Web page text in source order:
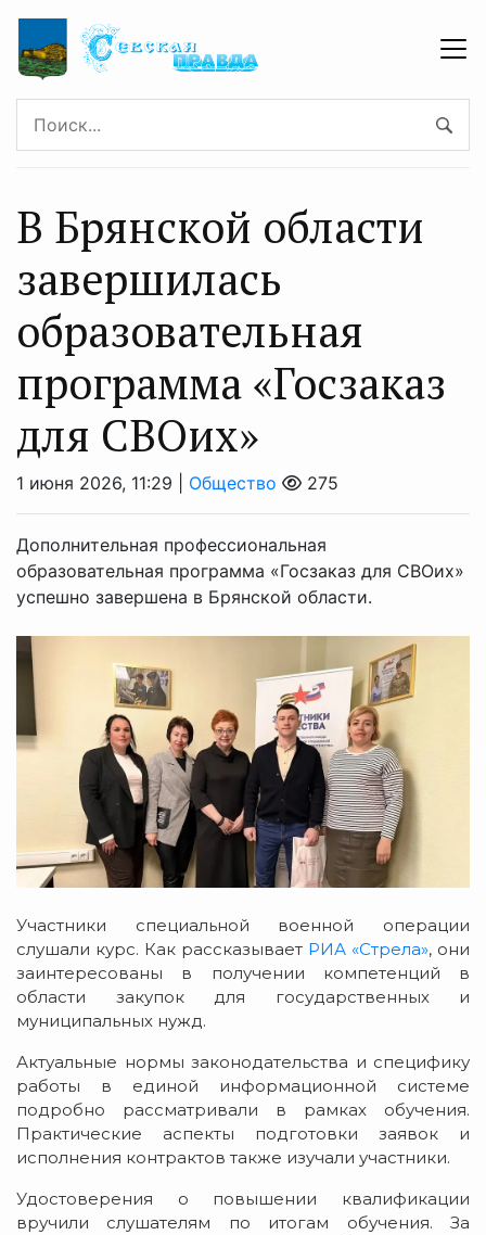
В Брянской области
завершилась
образовательная
программа «Госзаказ
для СВОих»
1 июня 2026, 11:29 | Общество 275
Дополнительная профессиональная
образовательная программа «Госзаказ для СВОих»
успешно завершена в Брянской области.
Участники специальной военной операции
слушали курс. Как рассказывает РИА «Стрела», они
заинтересованы в получении компетенций в
области закупок для государственных и
муниципальных нужд.
Актуальные нормы законодательства и специфику
работы в единой информационной системе
подробно рассматривали в рамках обучения.
Практические аспекты подготовки заявок и
исполнения контрактов также изучали участники.
Удостоверения о повышении квалификации
вручили слушателям по итогам обучения. За